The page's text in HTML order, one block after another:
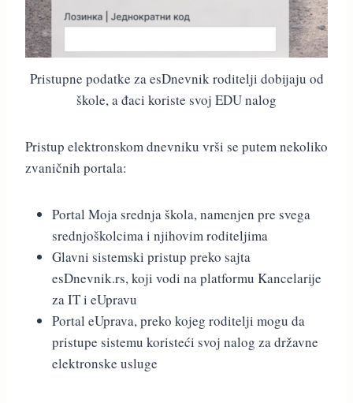
Pristupne podatke za esDnevnik roditelji dobijaju od
škole, a đaci koriste svoj EDU nalog
Pristup elektronskom dnevniku vrši se putem nekoliko
zvaničnih portala:
Portal Moja srednja škola, namenjen pre svega
srednjoškolcima i njihovim roditeljima
Glavni sistemski pristup preko sajta
esDnevnik.rs, koji vodi na platformu Kancelarije
za IT i eUpravu
Portal eUprava, preko kojeg roditelji mogu da
pristupe sistemu koristeći svoj nalog za državne
elektronske usluge